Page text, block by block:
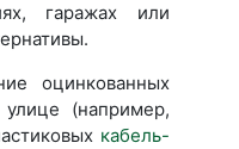
гаражах или
оцинкованных
(например,
кабель-